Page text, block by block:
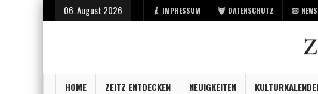
06. August 2026 IMPRESSUM DATENSCHUTZ
HOME ZEITZ ENTDECKEN NEUIGKEITEN